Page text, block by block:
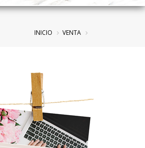
INICIO VENTA